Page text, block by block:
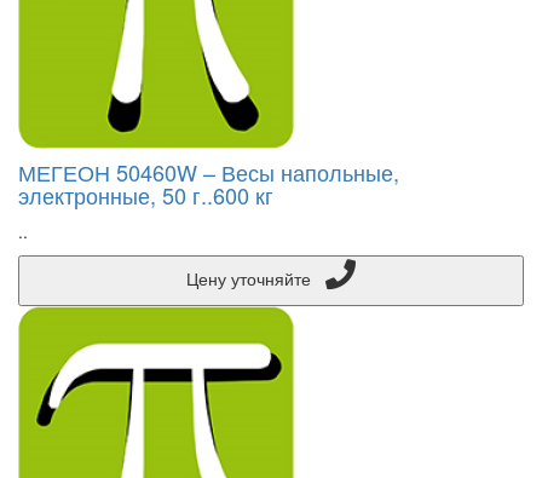
МЕГЕОН 50460W – Весы напольные,
электронные, 50 г..600 кг
..